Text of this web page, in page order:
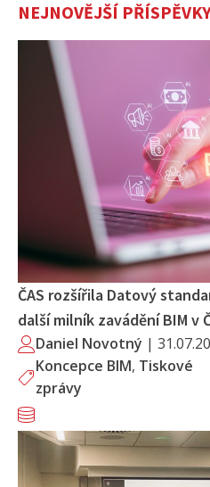
NEJNOVĚJŠÍ
ČAS rozšířila Datový
další milník zavádění BIM v
Daniel Novotný |
Koncepce BIM, Tiskové
zprávy